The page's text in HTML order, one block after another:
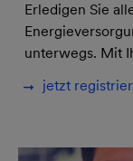
Erledigen Sie
unterwegs. Mit
jetzt